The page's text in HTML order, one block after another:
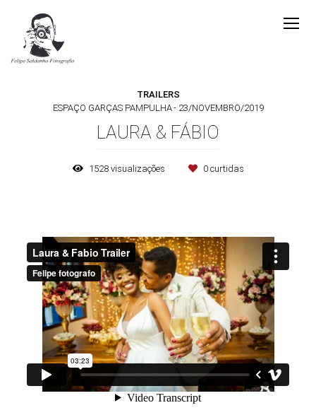
TRAILERS
ESPAÇO GARÇAS PAMPULHA
23/NOVEMBRO/2019
LAURA & FÁBIO
1528visualizações 0curtidas